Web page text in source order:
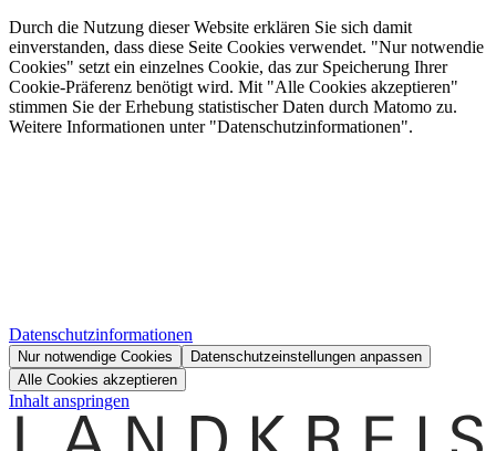
Durch die Nutzung dieser Website erklären Sie sich damit
einverstanden, dass diese Seite Cookies verwendet. "Nur notwendie
Cookies" setzt ein einzelnes Cookie, das zur Speicherung Ihrer
Cookie-Präferenz benötigt wird. Mit "Alle Cookies akzeptieren"
stimmen Sie der Erhebung statistischer Daten durch Matomo zu.
Weitere Informationen unter "Datenschutzinformationen".
Datenschutzinformationen
Nur notwendige Cookies
Datenschutzeinstellungen anpassen
Alle Cookies akzeptieren
Inhalt anspringen